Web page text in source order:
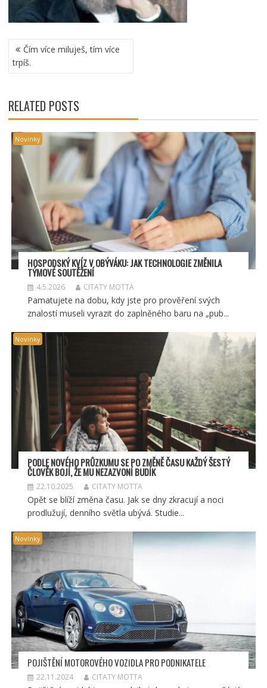
NAVIGACE
PRO
PŘÍSPĚVEK
Čím více miluješ, tím více
trpíš.
RELATED POSTS
Novinky
HOSPODSKÝKVÍZ V OBÝVÁKU: JAK TECHNOLOGIE ZMĚNILA
TÝMOVÉ SOUTĚŽENÍ
4.5.2026 CITATY MOTTA
Pamatujete na dobu, kdy jste pro prověření svých
znalostí museli vyrazit do zaplněného baru na „pub...
Novinky
PODLE NOVÉHO PRŮZKUMU SE PO ZMĚNĚ ČASU KAŽDÝ ŠESTÝ
ČLOVĚK BOJÍ, ŽE MU NEZAZVONÍ BUDÍK
22.10.2025 CITATY MOTTA
Opět se blíží změna času. Jak se dny zkracují a noci
prodlužují, denního světla ubývá. Studie...
Novinky
POJIŠTĚNÍ MOTOROVÉHO VOZIDLA PRO PODNIKATELE
22.11.2024 CITATY MOTTA